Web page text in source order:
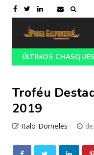
ÚLTIMOS CHASQUES
21ª Cavalgada
Troféu
2019
Italo Dorneles